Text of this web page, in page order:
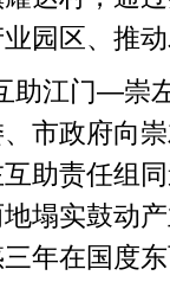
园区、推
助江门—崇
市政府向
助责任组
塌实鼓动
年在国度